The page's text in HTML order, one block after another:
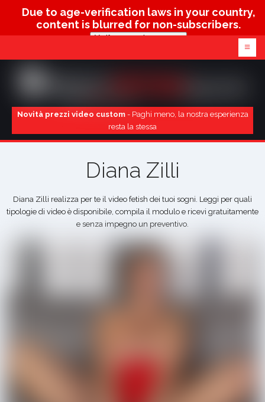
Due to age-verification laws in your country,
content is blurred for non-subscribers.
Verify age & view content
≡
Novità prezzi video custom- Paghi meno, la nostra esperienza
resta la stessa
Diana Zilli
Diana Zilli realizza per te il video fetish dei tuoi sogni. Leggi per quali
tipologie di video è disponibile, compila il modulo e ricevi gratuitamente
e senza impegno un preventivo.